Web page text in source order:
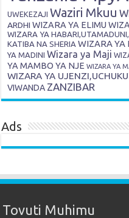
UWEKEZAJI Waziri Mkuu
ARDHI WIZARA YA ELIMU
WIZARA YA
KATIBA NA SHERIA WIZARA YA
YA MADINI Wizara ya Maji
YA MAMBO YA NJE WIZARA YA
WIZARA YA
VIWANDA ZANZIBAR
Ads
Tovuti Muhimu